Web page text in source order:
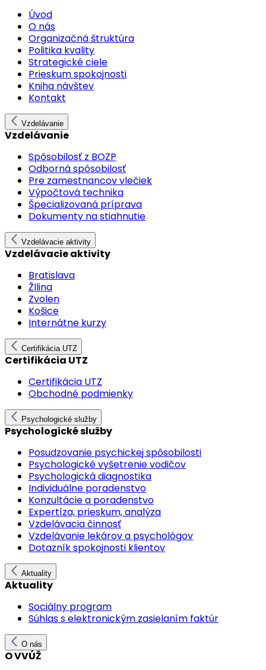
Úvod
O nás
Organizačná štruktúra
Politika kvality
Strategické ciele
Prieskum spokojnosti
Kniha návštev
Kontakt
Vzdelávanie
Vzdelávanie
Spôsobilosť z BOZP
Odborná spôsobilosť
Pre zamestnancov vlečiek
Výpočtová technika
Špecializovaná príprava
Dokumenty na stiahnutie
Vzdelávacie aktivity
Vzdelávacie aktivity
Bratislava
ŽIlina
Zvolen
Košice
Internátne kurzy
Certifikácia UTZ
Certifikácia UTZ
Certifikácia UTZ
Obchodné podmienky
Psychologické služby
Psychologické služby
Posudzovanie psychickej spôsobilosti
Psychologické vyšetrenie vodičov
Psychologická diagnostika
Individuálne poradenstvo
Konzultácie a poradenstvo
Expertíza, prieskum, analýza
Vzdelávacia činnosť
Vzdelávanie lekárov a psychológov
Dotazník spokojnosti klientov
Aktuality
Aktuality
Sociálny program
Súhlas s elektronickým zasielaním faktúr
O nás
O VVÚŽ